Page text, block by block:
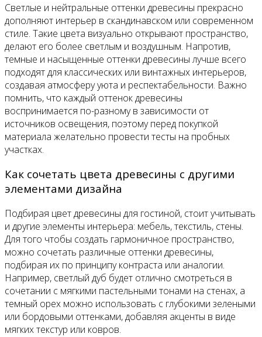
Светлые и нейтральные оттенки древесины прекрасно
дополняют интерьер в скандинавском или современном
стиле. Такие цвета визуально открывают пространство,
делают его более светлым и воздушным. Напротив,
темные и насыщенные оттенки древесины лучше всего
подходят для классических или винтажных интерьеров,
создавая атмосферу уюта и респектабельности. Важно
помнить, что каждый оттенок древесины
воспринимается по-разному в зависимости от
источников освещения, поэтому перед покупкой
материала желательно провести тесты на пробных
участках.
Как сочетать цвета древесины с другими
элементами дизайна
Подбирая цвет древесины для гостиной, стоит учитывать
и другие элементы интерьера: мебель, текстиль, стены.
Для того чтобы создать гармоничное пространство,
можно сочетать различные оттенки древесины,
подбирая их по принципу контраста или аналогии.
Например, светлый дуб будет отлично смотреться в
сочетании с мягкими пастельными тонами на стенах, а
темный орех можно использовать с глубокими зелеными
или бордовыми оттенками, добавляя акценты в виде
мягких текстур или ковров.